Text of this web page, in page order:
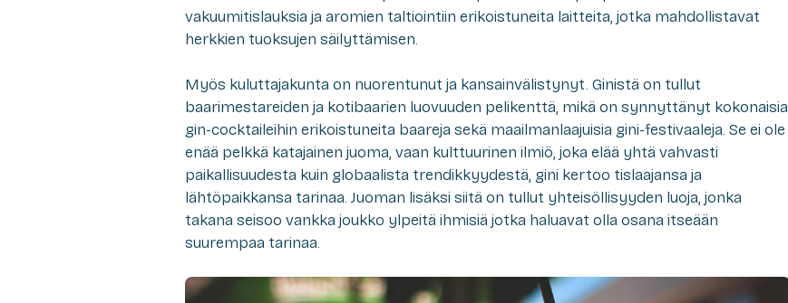
vakuumitislauksia ja aromien taltiointiin erikoistuneita laitteita, jotka mahdollistavat
herkkien tuoksujen säilyttämisen.
Myös kuluttajakunta on nuorentunut ja kansainvälistynyt. Ginistä on tullut
baarimestareiden ja kotibaarien luovuuden pelikenttä, mikä on synnyttänyt kokonaisia
gin-cocktaileihin erikoistuneita baareja sekä maailmanlaajuisia gini-festivaaleja. Se ei ole
enää pelkkä katajainen juoma, vaan kulttuurinen ilmiö, joka elää yhtä vahvasti
paikallisuudesta kuin globaalista trendikkyydestä, gini kertoo tislaajansa ja
lähtöpaikkansa tarinaa. Juoman lisäksi siitä on tullut yhteisöllisyyden luoja, jonka
takana seisoo vankka joukko ylpeitä ihmisiä jotka haluavat olla osana itseään
suurempaa tarinaa.